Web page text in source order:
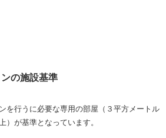
の施設基準
を行うに必要な専用の部屋（３平方メートル
）が基準となっています。